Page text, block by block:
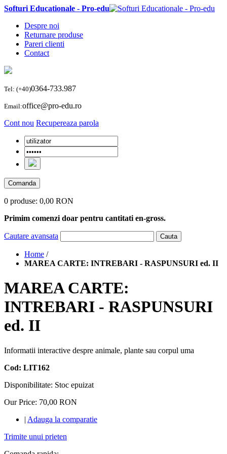
Softuri Educationale - Pro-edu
Despre noi
Returnare produse
Pareri clienti
Contact
Tel: (+40)0364-733.987
Email:office@pro-edu.ro
Cont nou Recupereaza parola
Comanda
0 produse: 0,00 RON
Primim comenzi doar pentru cantitati en-gross.
Cautare avansata Cauta
Home /
MAREA CARTE: INTREBARI - RASPUNSURI ed. II
MAREA CARTE:
INTREBARI - RASPUNSURI
ed. II
Informatii interactive despre animale, plante sau corpul uma
Cod: LIT162
Disponibilitate: Stoc epuizat
Our Price: 70,00 RON
| Adauga la comparatie
Trimite unui prieten